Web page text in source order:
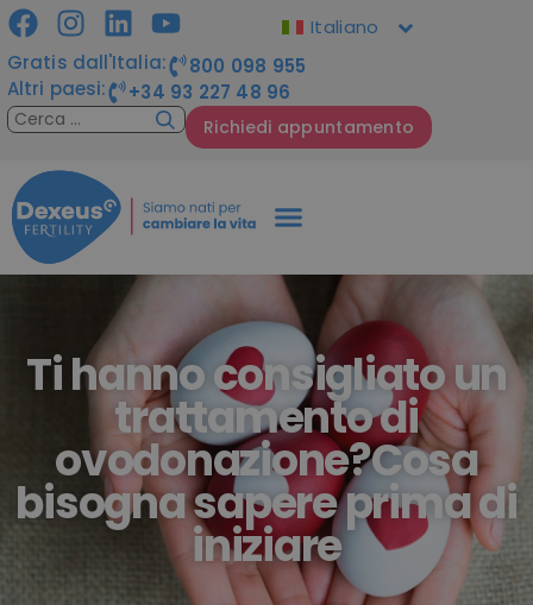
Gratis dall'Italia:
800 098 955
Altri paesi:
+34 93 227 48 96
Richiedi appuntamento
Italiano
Ti hanno consigliato un
trattamento di
ovodonazione?Cosa
bisogna sapere prima di
iniziare